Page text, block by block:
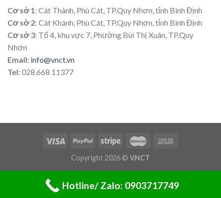
Cơ sở 1: Cát Thành, Phù Cát, TP.Quy Nhơn, tỉnh Bình Định
Cơ sở 2: Cát Khánh, Phù Cát, TP.Quy Nhơn, tỉnh Bình Định
Cơ sở 3: Tổ 4, khu vực 7, Phường Bùi Thị Xuân, TP.Quy
Nhơn
Email: info@vnct.vn
Tel:028.668 11377
Copyright 2026 © VNCT
Hotline/ Zalo: 0903717749